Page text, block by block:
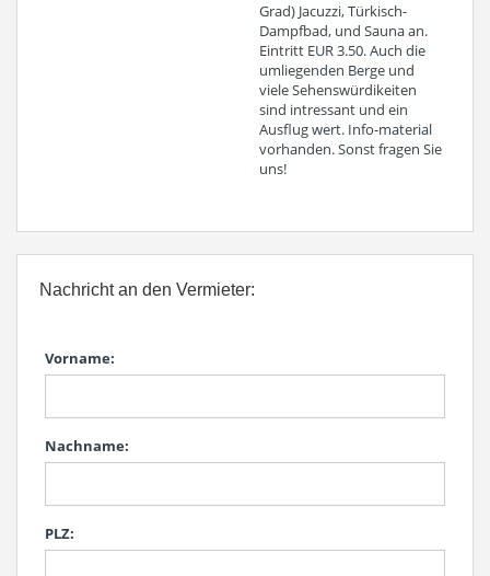
Grad) Jacuzzi, Türkisch-
Dampfbad, und Sauna an.
Eintritt EUR 3.50. Auch die
umliegenden Berge und
viele Sehenswürdikeiten
sind intressant und ein
Ausflug wert. Info-material
vorhanden. Sonst fragen Sie
uns!
Nachricht an den Vermieter:
Vorname:
Nachname:
PLZ: